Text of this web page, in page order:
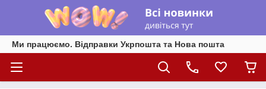
Ми працюємо. Відправки Укрпошта та Нова пошта